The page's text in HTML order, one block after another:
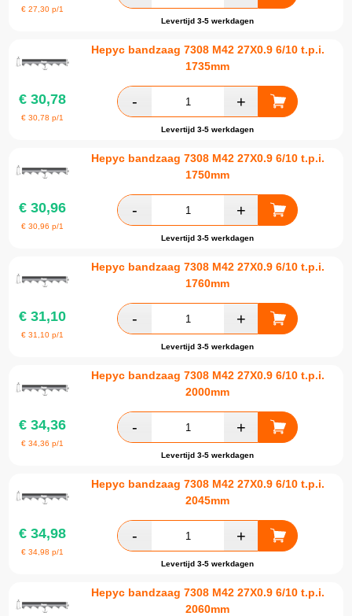
€27,30 p/1
Levertijd 3-5 werkdagen
Hepyc bandzaag 7308 M42 27X0.9 6/10 t.p.i.
1735mm
€ 30,78
€30,78 p/1
Levertijd 3-5 werkdagen
Hepyc bandzaag 7308 M42 27X0.9 6/10 t.p.i.
1750mm
€ 30,96
€30,96 p/1
Levertijd 3-5 werkdagen
Hepyc bandzaag 7308 M42 27X0.9 6/10 t.p.i.
1760mm
€ 31,10
€31,10 p/1
Levertijd 3-5 werkdagen
Hepyc bandzaag 7308 M42 27X0.9 6/10 t.p.i.
2000mm
€ 34,36
€34,36 p/1
Levertijd 3-5 werkdagen
Hepyc bandzaag 7308 M42 27X0.9 6/10 t.p.i.
2045mm
€ 34,98
€34,98 p/1
Levertijd 3-5 werkdagen
Hepyc bandzaag 7308 M42 27X0.9 6/10 t.p.i.
2060mm